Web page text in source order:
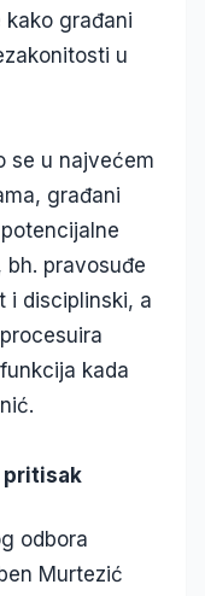
građani
u
se u najvećem
građani
bh. pravosuđe
i disciplinski, a
kada
pritisak
odbora
Murtezić